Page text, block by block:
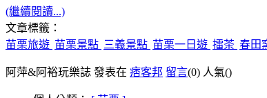
(繼續閱讀...)
文章標籤：
苗栗旅遊 苗栗景點 三義景點 苗栗一日遊 擂茶 春田
阿萍&阿裕玩樂誌 發表在 痞客邦 留言(0) 人氣()